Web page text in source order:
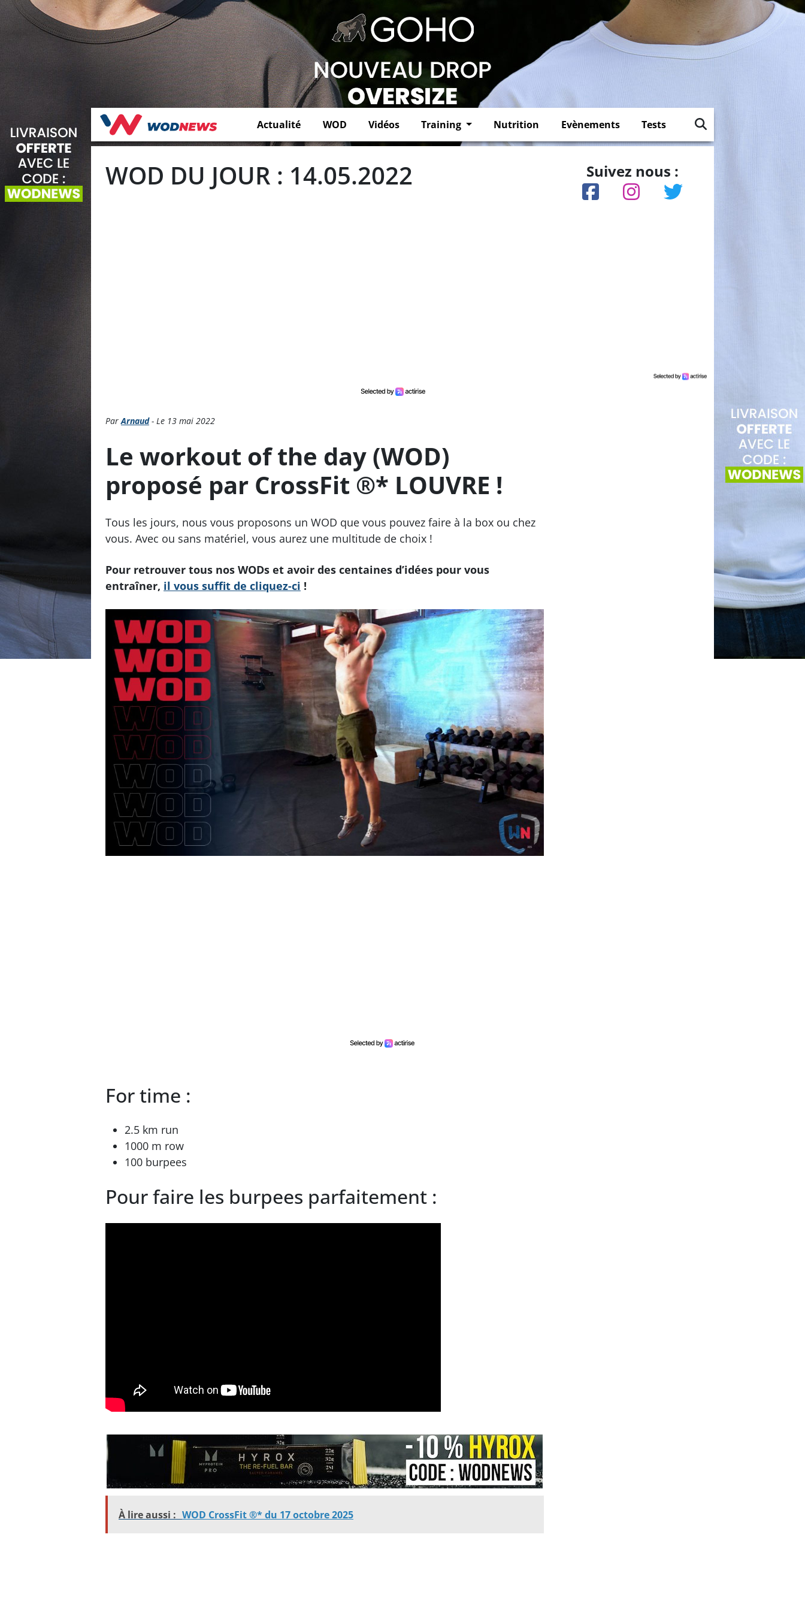
Actualité WOD Vidéos Training Nutrition Evènements Tests
WOD DU JOUR : 14.05.2022
ParArnaud- Le 13 mai 2022
Le workout of the day (WOD)
proposé par CrossFit ®* LOUVRE !
Tous les jours, nous vous proposons un WOD que vous pouvez faire à la box ou chez
vous. Avec ou sans matériel, vous aurez une multitude de choix !
Pour retrouver tous nos WODs et avoir des centaines d’idées pour vous
entraîner, il vous suffit de cliquez-ci !
For time :
2.5 km run
1000 m row
100 burpees
Pour faire les burpees parfaitement :
À lire aussi : WOD CrossFit ®* du 17 octobre 2025
Suivez nous :